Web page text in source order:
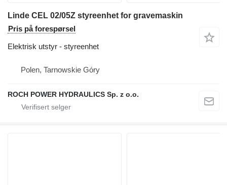
Linde CEL 02/05Z styreenhet for gravemaskin
Pris på forespørsel
Elektrisk utstyr - styreenhet
Polen, Tarnowskie Góry
ROCH POWER HYDRAULICS Sp. z o.o.